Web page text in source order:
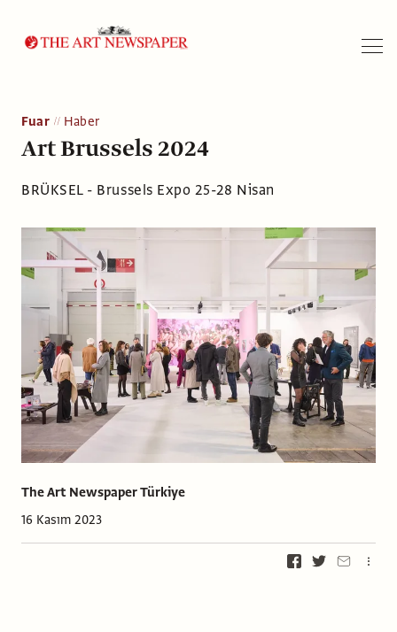
Fuar Haber
Art Brussels 2024
BRÜKSEL - Brussels Expo 25-28 Nisan
The Art Newspaper Türkiye
16 Kasım 2023